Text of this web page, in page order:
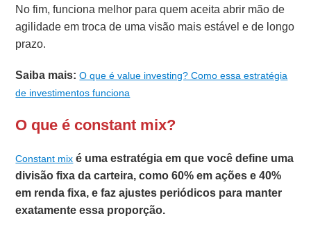
No fim, funciona melhor para quem aceita abrir mão de
agilidade em troca de uma visão mais estável e de longo
prazo.
Saiba mais:O que é value investing? Como essa estratégia
de investimentos funciona
O que é constant mix?
Constant mix é uma estratégia em que você define uma
divisão fixa da carteira, como 60% em ações e 40%
em renda fixa, e faz ajustes periódicos para manter
exatamente essa proporção.